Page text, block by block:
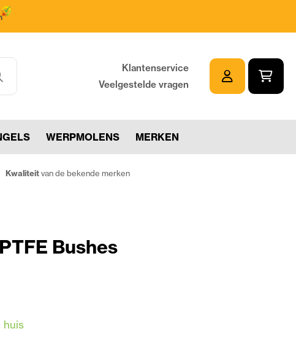
Klantenservice
Veelgestelde vragen
WERPMOLENS MERKEN
Kwaliteitvan de bekende merken
Bushes
huis